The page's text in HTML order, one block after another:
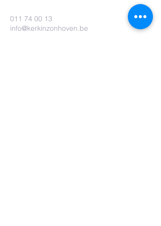
011 74 00 13
info@kerkinzonhoven.be